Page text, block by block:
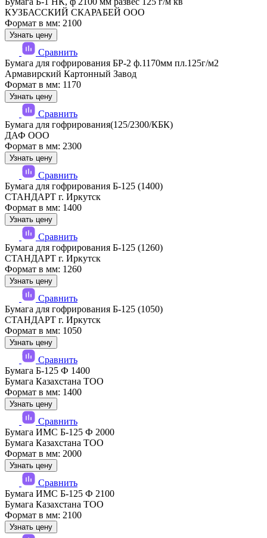
КУЗБАССКИЙ СКАРАБЕЙ ООО
Формат в мм: 2100
Узнать цену
Сравнить
Бумага для гофрирования БР-2 ф.1170мм пл.125г/м2
Армавирский Картонный Завод
Формат в мм: 1170
Узнать цену
Сравнить
Бумага для гофрирования(125/2300/КБК)
ДАФ ООО
Формат в мм: 2300
Узнать цену
Сравнить
Бумага для гофрирования Б-125 (1400)
СТАНДАРТ г. Иркутск
Формат в мм: 1400
Узнать цену
Сравнить
Бумага для гофрирования Б-125 (1260)
СТАНДАРТ г. Иркутск
Формат в мм: 1260
Узнать цену
Сравнить
Бумага для гофрирования Б-125 (1050)
СТАНДАРТ г. Иркутск
Формат в мм: 1050
Узнать цену
Сравнить
Бумага Б-125 Ф 1400
Бумага Казахстана ТОО
Формат в мм: 1400
Узнать цену
Сравнить
Бумага ИМС Б-125 Ф 2000
Бумага Казахстана ТОО
Формат в мм: 2000
Узнать цену
Сравнить
Бумага ИМС Б-125 Ф 2100
Бумага Казахстана ТОО
Формат в мм: 2100
Узнать цену